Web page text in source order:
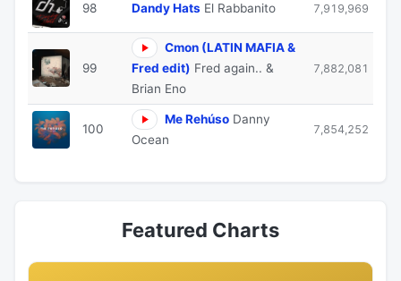
98 Dandy Hats El Rabbanito 7,919,969
99
Cmon (LATIN MAFIA &
Fred edit) Fred again.. &
Brian Eno
7,882,081
100
Me Rehúso Danny
Ocean
7,854,252
Featured Charts